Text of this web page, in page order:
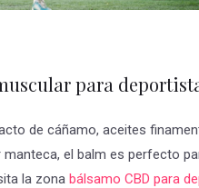
para
de cáñamo, aceites
el balm es perfecto
la zona bálsamo CBD para